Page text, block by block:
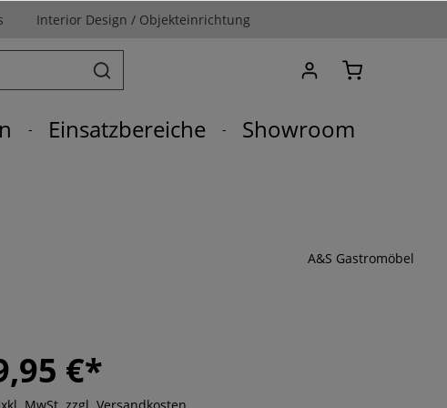
Interior Design / Objekteinrichtung
Einsatzbereiche Showroom
A&S Gastromöbel
€*